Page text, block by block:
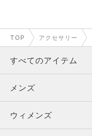
TOP アクセサリー
すべてのアイテム
メンズ
ウィメンズ
メンズ
トップス
ウィメンズ